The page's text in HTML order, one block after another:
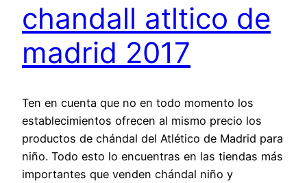
chandall atltico de
madrid 2017
Ten en cuenta que no en todo momento los
establecimientos ofrecen al mismo precio los
productos de chándal del Atlético de Madrid para
niño. Todo esto lo encuentras en las tiendas más
importantes que venden chándal niño y